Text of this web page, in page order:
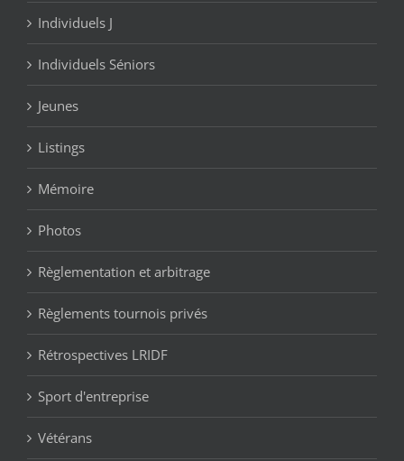
Individuels J
Individuels Séniors
Jeunes
Listings
Mémoire
Photos
Règlementation et arbitrage
Règlements tournois privés
Rétrospectives LRIDF
Sport d'entreprise
Vétérans